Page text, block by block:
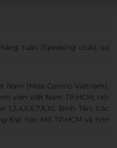
tuần (Speaking club); sự
Nam (Miss Cosmo Vietnam),
viên Việt Nam TP.HCM; Hội
Bình Tân; Các
Đại học Mở TP.HCM và hơn